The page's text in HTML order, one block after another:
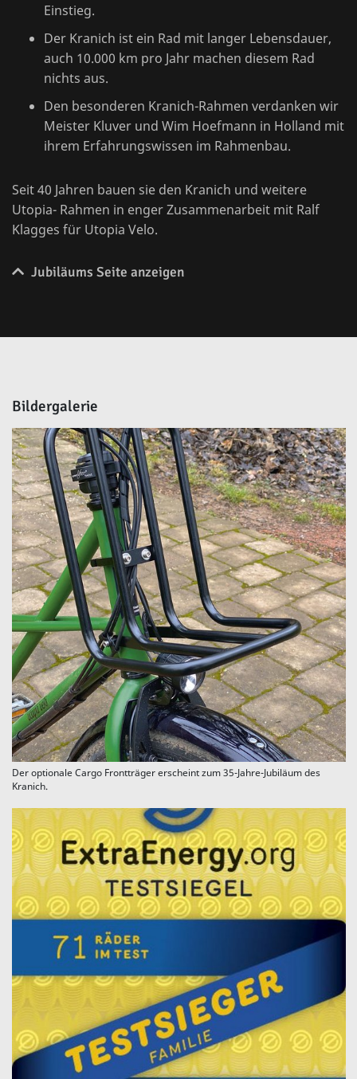
Einstieg.
Der Kranich ist ein Rad mit langer Lebensdauer,
auch 10.000 km pro Jahr machen diesem Rad
nichts aus.
Den besonderen Kranich-Rahmen verdanken wir
Meister Kluver und Wim Hoefmann in Holland mit
ihrem Erfahrungswissen im Rahmenbau.
Seit 40 Jahren bauen sie den Kranich und weitere
Utopia- Rahmen in enger Zusammenarbeit mit Ralf
Klagges für Utopia Velo.
Jubiläums Seite anzeigen
Bildergalerie
Der optionale Cargo Frontträger erscheint zum 35-Jahre-Jubiläum des
Kranich.